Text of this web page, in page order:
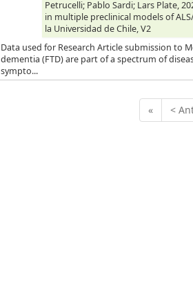
Petrucelli; Pablo Sardi; Lars Plate,
in multiple preclinical models of
la Universidad de Chile, V2
Data used for Research Article submission to
dementia (FTD) are part of a spectrum of
sympto...
« <